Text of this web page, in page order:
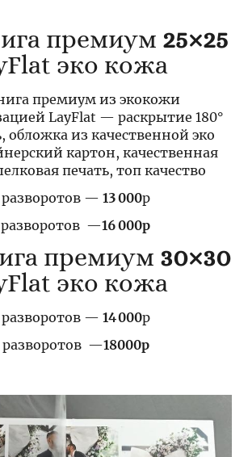
премиум 25×25
эко кожа
премиум из экокожи
LayFlat — раскрытие 180°
обложка из качественной эко
картон, качественная
печать, топ качество
разворотов — 13 000р
разворотов —16 000р
премиум 30×30
эко кожа
разворотов — 14 000р
разворотов —18000р